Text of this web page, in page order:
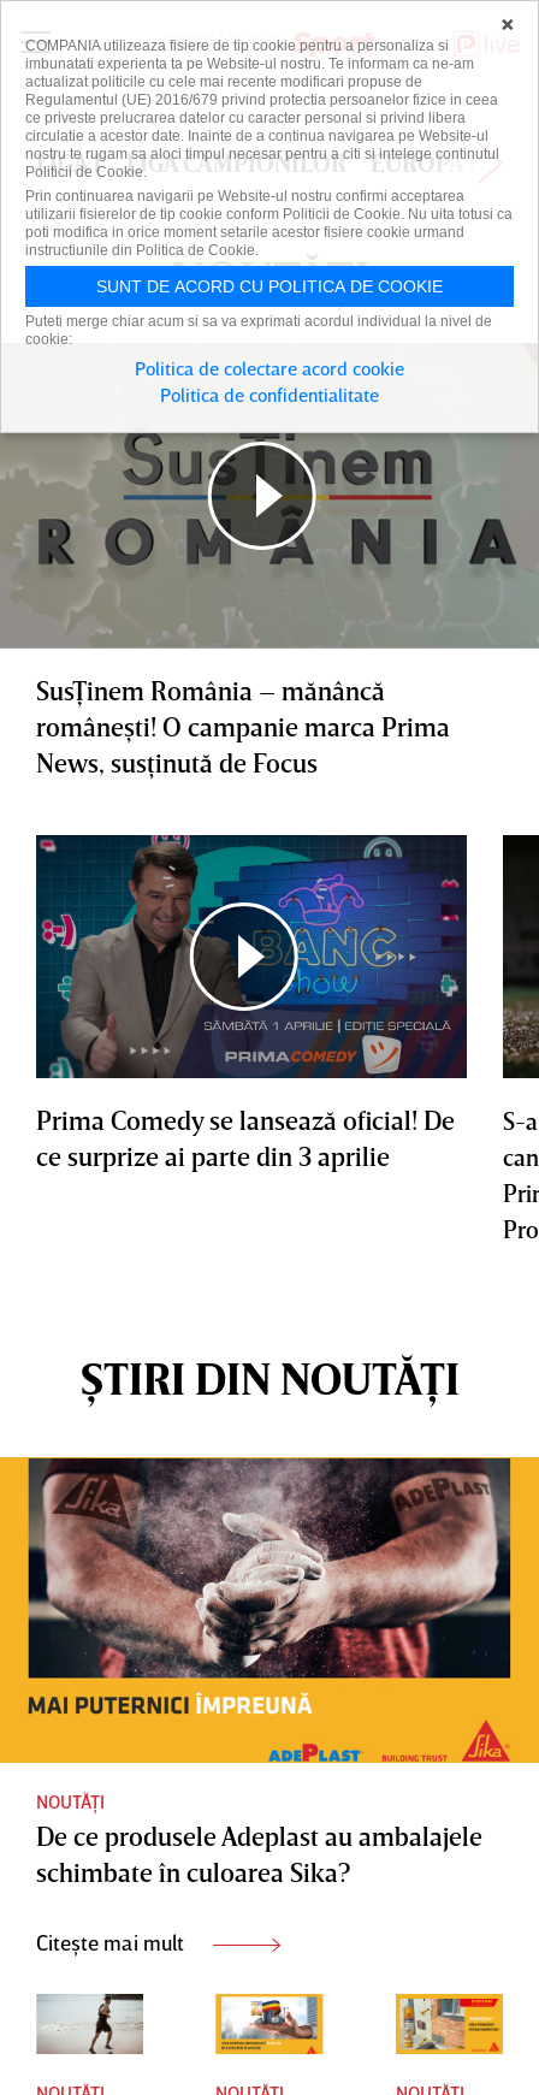
LIGA 1 LIGA CAMPIONILOR EUROPA
NOUTĂȚI
NOUTĂȚI
SusŢinem România – mănâncă
româneşti! O campanie marca Prima
News, susţinută de Focus
Prima Comedy se lansează oficial! De
ce surprize ai parte din 3 aprilie
S-
ȘTIRI DIN NOUTĂȚI
NOUTĂȚI
De ce produsele Adeplast au ambalajele
schimbate în culoarea Sika?
Citește mai mult
×
COMPANIA utilizeaza fisiere de tip cookie pentru a personaliza si
imbunatati experienta ta pe Website-ul nostru. Te informam ca ne-am
actualizat politicile cu cele mai recente modificari propuse de
Regulamentul (UE) 2016/679 privind protectia persoanelor fizice in ceea
ce priveste prelucrarea datelor cu caracter personal si privind libera
circulatie a acestor date. Inainte de a continua navigarea pe Website-ul
nostru te rugam sa aloci timpul necesar pentru a citi si intelege continutul
Politicii de Cookie.
Prin continuarea navigarii pe Website-ul nostru confirmi acceptarea
utilizarii fisierelor de tip cookie conform Politicii de Cookie. Nu uita totusi ca
poti modifica in orice moment setarile acestor fisiere cookie urmand
instructiunile din Politica de Cookie.
SUNT DE ACORD CU POLITICA DE COOKIE
Puteti merge chiar acum si sa va exprimati acordul individual la nivel de
cookie:
Politica de colectare acord cookie
Politica de confidentialitate